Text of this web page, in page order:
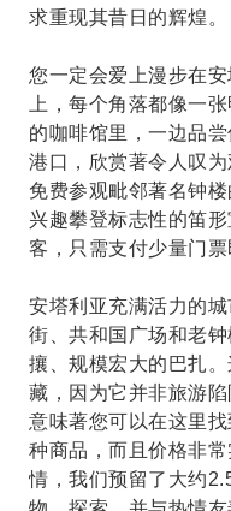
求重现其昔日的辉煌。
您一定会爱上漫步在
上，每个角落都像一
的咖啡馆里，一边品
港口，欣赏著令人叹
免费参观毗邻著名钟
兴趣攀登标志性的笛
客，只需支付少量门票
安塔利亚充满活力的
街、共和国广场和老
攘、规模宏大的巴扎
藏，因为它并非旅游
意味著您可以在这里
种商品，而且价格非
情，我们预留了大约